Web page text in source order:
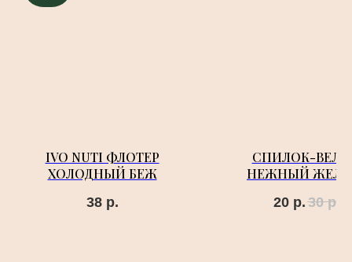
IVO NUTI ФЛОТЕР
ХОЛОДНЫЙ БЕЖ
38 р.
СПИЛОК-
НЕЖНЫЙ
20 р.30 р.